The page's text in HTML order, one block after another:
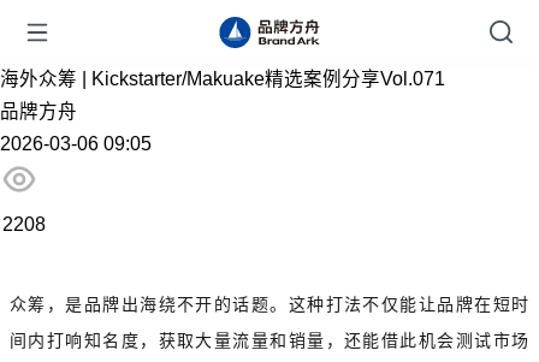
海外众筹 | Kickstarter/Makuake精选案例分享Vol.071
品牌方舟
2026-03-06 09:05
2208
众筹，是品牌出海绕不开的话题。这种打法不仅能让品牌在短时
间内打响知名度，获取大量流量和销量，还能借此机会测试市场